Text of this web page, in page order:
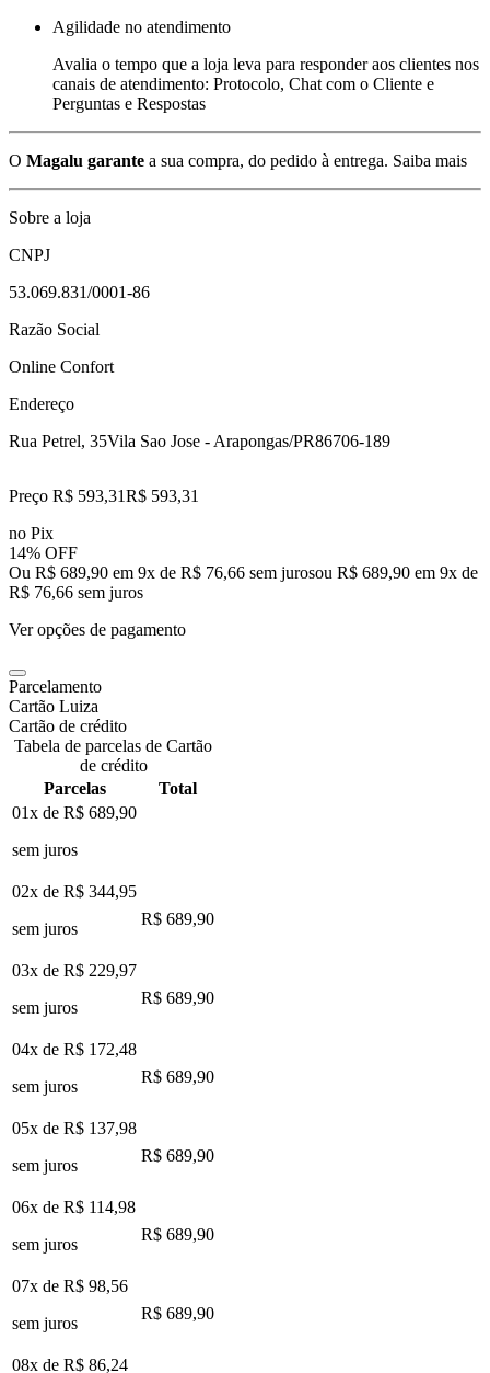
Agilidade no atendimento
Avalia o tempo que a loja leva para responder aos clientes nos
canais de atendimento: Protocolo, Chat com o Cliente e
Perguntas e Respostas
O Magalu garante a sua compra, do pedido à entrega. Saiba mais
Sobre a loja
CNPJ
53.069.831/0001-86
Razão Social
Online Confort
Endereço
Rua Petrel, 35Vila Sao Jose - Arapongas/PR86706-189
Preço R$ 593,31R$ 593,31
no Pix
14% OFF
Ou R$ 689,90 em 9x de R$ 76,66 sem jurosou R$ 689,90 em 9x de
R$ 76,66 sem juros
Ver opções de pagamento
Parcelamento
Cartão Luiza
Cartão de crédito
Tabela de parcelas de Cartão
de crédito
Parcelas
Total
01x de R$ 689,90
sem juros
02x de R$ 344,95
sem juros
R$ 689,90
03x de R$ 229,97
sem juros
R$ 689,90
04x de R$ 172,48
sem juros
R$ 689,90
05x de R$ 137,98
sem juros
R$ 689,90
06x de R$ 114,98
sem juros
R$ 689,90
07x de R$ 98,56
sem juros
R$ 689,90
08x de R$ 86,24